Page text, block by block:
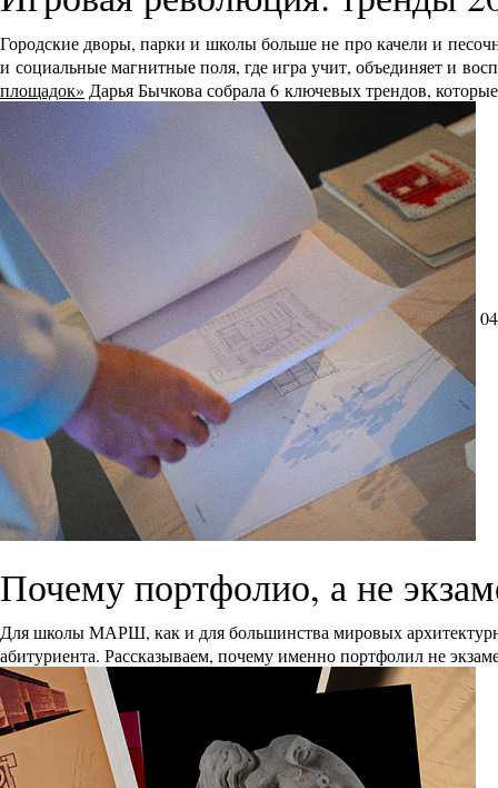
Городские дворы, парки и школы больше не про качели и
и социальные магнитные поля, где игра учит, объединяет и
площадок» Дарья Бычкова собрала 6 ключевых трендов,
Почему портфолио, а не
Для школы МАРШ, как и для большинства мировых
абитуриента. Рассказываем, почему именно портфолил не